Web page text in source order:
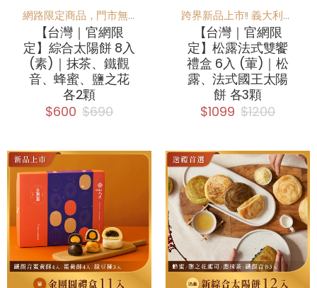
網路限定商品，門市無販售
【台灣｜官網限
定】綜合太陽餅 8入
(素)｜抹茶、鐵觀
音、蜂蜜、鹽之花
各2顆
$600 $690
跨界新品上市!! 義大利頂級URBANI松露
【台灣｜官網限
定】松露法式雙饗
禮盒 6入 (葷)｜松
露、法式國王太陽
餅 各3顆
$1099 $1200